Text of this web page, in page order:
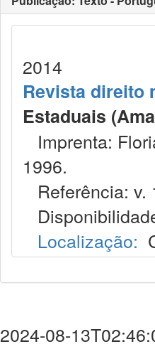
2014
Revista direito
Estaduais
Imprenta:
1996.
Referência: v.
Localização:
2024-08-